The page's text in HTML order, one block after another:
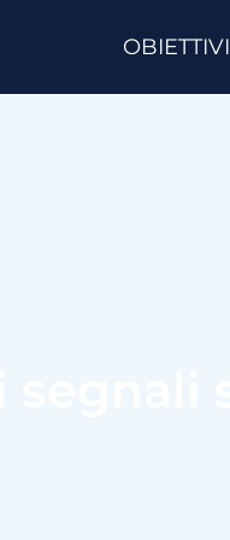
OBIETTIVI